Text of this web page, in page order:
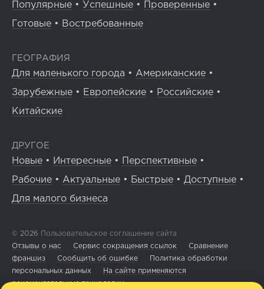
Популярные • Успешные • Проверенные •
Готовые • Востребованные
ГЕОГРАФИЯ
Для маленького города • Американские •
Зарубежные • Европейские • Российские •
Китайские
ДРУГОЕ
Новые • Интересные • Перспективные •
Рабочие • Актуальные • Быстрые • Доступные •
Для малого бизнеса
© 2026 Пользовательское соглашение сайта
Отзывы о нас
Сервис сокращения ссылок
Сравнение
франшиз
Сообщить об ошибке
Политика обработки
персональных данных
На сайте применяются
рекомендательные технологии